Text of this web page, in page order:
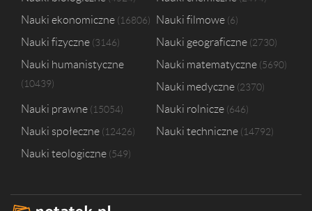
Nauki ekonomiczne 16806 Nauki filmowe 6
Nauki fizyczne 3146 Nauki geograficzne 2730
Nauki humanistyczne
10439
Nauki matematyczne 5690
Nauki medyczne 2370
Nauki prawne 15054 Nauki rolnicze 646
Nauki społeczne 12426 Nauki techniczne 14792
Nauki teologiczne 549